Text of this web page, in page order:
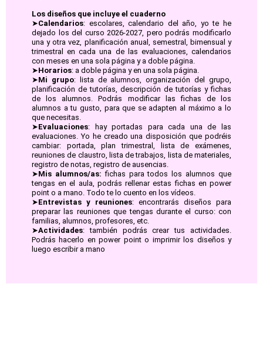
Los diseños que incluye el cuaderno
➤Calendarios: escolares, calendario del año, yo te he
dejado los del curso 2026-2027, pero podrás modificarlo
una y otra vez, planificación anual, semestral, bimensual y
trimestral en cada una de las evaluaciones, calendarios
con meses en una sola página y a doble página.
➤Horarios: a doble página y en una sola página.
➤Mi grupo: lista de alumnos, organización del grupo,
planificación de tutorías, descripción de tutorías y fichas
de los alumnos. Podrás modificar las fichas de los
alumnos a tu gusto, para que se adapten al máximo a lo
que necesitas.
➤Evaluaciones: hay portadas para cada una de las
evaluaciones. Yo he creado una disposición que podréis
cambiar: portada, plan trimestral, lista de exámenes,
reuniones de claustro, lista de trabajos, lista de materiales,
registro de notas, registro de ausencias.
➤Mis alumnos/as: fichas para todos los alumnos que
tengas en el aula, podrás rellenar estas fichas en power
point o a mano. Todo te lo cuento en los vídeos.
➤Entrevistas y reuniones: encontrarás diseños para
preparar las reuniones que tengas durante el curso: con
familias, alumnos, profesores, etc.
➤Actividades: también podrás crear tus actividades.
Podrás hacerlo en power point o imprimir los diseños y
luego escribir a mano